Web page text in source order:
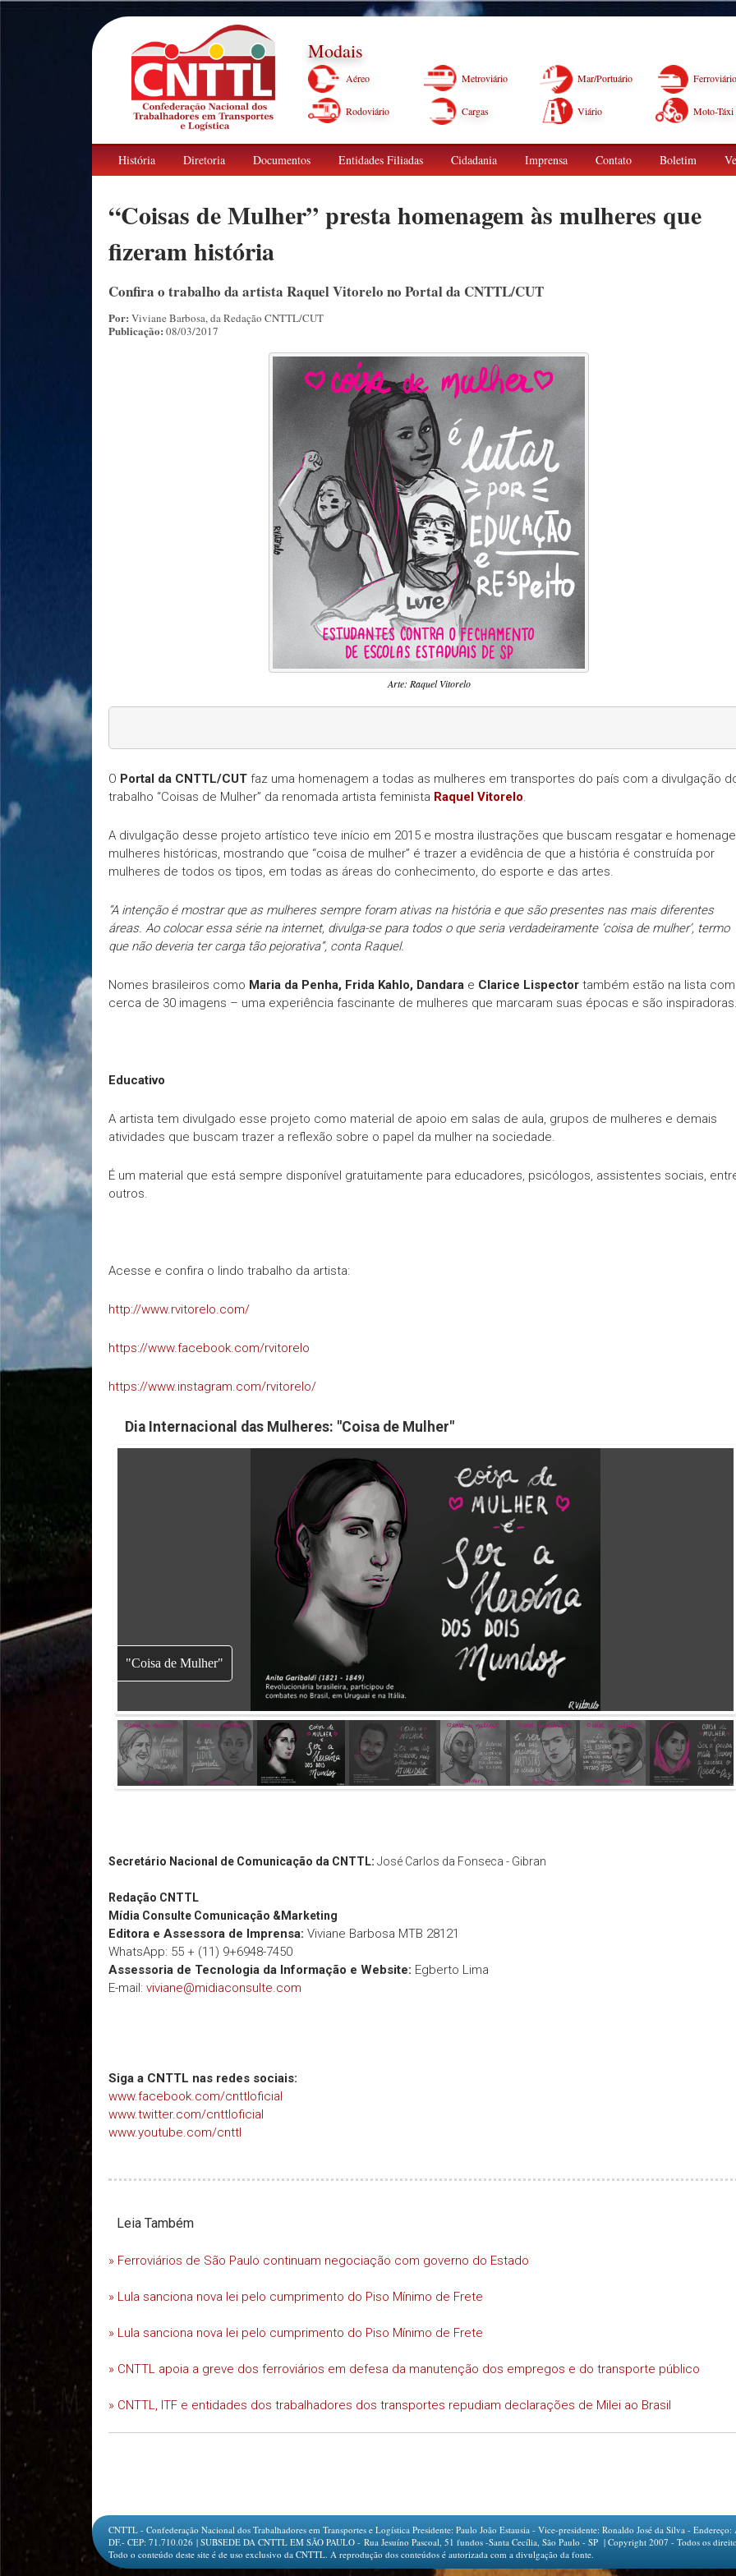
Modais
Aéreo Metroviário Mar/Portuário Ferroviário
Rodoviário Cargas Viário Moto-Táxi
História Diretoria Documentos Entidades Filiadas Cidadania Imprensa Contato Boletim
“Coisas de Mulher” presta homenagem às mulheres que
fizeram história
Confira o trabalho da artista Raquel Vitorelo no Portal da CNTTL/CUT
Por: Viviane Barbosa, da Redação CNTTL/CUT
Publicação: 08/03/2017
Arte: Raquel Vitorelo
O Portal da CNTTL/CUT faz uma homenagem a todas as mulheres em transportes do país com a divulgação
trabalho “Coisas de Mulher” da renomada artista feminista Raquel Vitorelo.
A divulgação desse projeto artístico teve início em 2015 e mostra ilustrações que buscam resgatar e
mulheres históricas, mostrando que “coisa de mulher” é trazer a evidência de que a história é construída por
mulheres de todos os tipos, em todas as áreas do conhecimento, do esporte e das artes.
“A intenção é mostrar que as mulheres sempre foram ativas na história e que são presentes nas mais diferentes
áreas. Ao colocar essa série na internet, divulga-se para todos o que seria verdadeiramente ‘coisa de mulher’, termo
que não deveria ter carga tão pejorativa”, conta Raquel.
Nomes brasileiros como Maria da Penha, Frida Kahlo, Dandara e Clarice Lispector também estão na lista com
cerca de 30 imagens – uma experiência fascinante de mulheres que marcaram suas épocas e são inspiradoras.
Educativo
A artista tem divulgado esse projeto como material de apoio em salas de aula, grupos de mulheres e demais
atividades que buscam trazer a reflexão sobre o papel da mulher na sociedade.
É um material que está sempre disponível gratuitamente para educadores, psicólogos, assistentes sociais,
outros.
Acesse e confira o lindo trabalho da artista:
http://www.rvitorelo.com/
https://www.facebook.com/rvitorelo
https://www.instagram.com/rvitorelo/
Dia Internacional das Mulheres: "Coisa de Mulher"
"Coisa de Mulher"
Secretário Nacional de Comunicação da CNTTL: José Carlos da Fonseca - Gibran
Redação CNTTL
Mídia Consulte Comunicação &Marketing
Editora e Assessora de Imprensa: Viviane Barbosa MTB 28121
WhatsApp: 55 + (11) 9+6948-7450
Assessoria de Tecnologia da Informação e Website: Egberto Lima
E-mail: viviane@midiaconsulte.com
Siga a CNTTL nas redes sociais:
www.facebook.com/cnttloficial
www.twitter.com/cnttloficial
www.youtube.com/cnttl
Leia Também
» Ferroviários de São Paulo continuam negociação com governo do Estado
» Lula sanciona nova lei pelo cumprimento do Piso Mínimo de Frete
» Lula sanciona nova lei pelo cumprimento do Piso Mínimo de Frete
» CNTTL apoia a greve dos ferroviários em defesa da manutenção dos empregos e do transporte público
» CNTTL, ITF e entidades dos trabalhadores dos transportes repudiam declarações de Milei ao Brasil
CNTTL - Confederação Nacional dos Trabalhadores em Transportes e Logística Presidente: Paulo João Estausia - Vice-presidente: Ronaldo José da Silva -
DF.- CEP: 71.710.026 | SUBSEDE DA CNTTL EM SÃO PAULO - Rua Jesuíno Pascoal, 51 fundos -Santa Cecília, São Paulo - SP | Copyright 2007 - Todos os
Todo o conteúdo deste site é de uso exclusivo da CNTTL. A reprodução dos conteúdos é autorizada com a divulgação da fonte.